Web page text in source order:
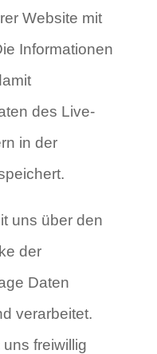
Website mit
Informationen
des Live-
in der
uns über den
der
Daten
verarbeitet.
freiwillig